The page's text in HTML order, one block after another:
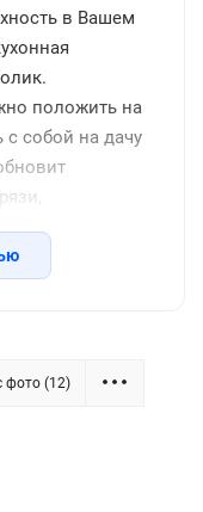
в Вашем
положить на
с собой на дачу
и другие
год.
деформации),
не желтеет со
мы
фото (12)